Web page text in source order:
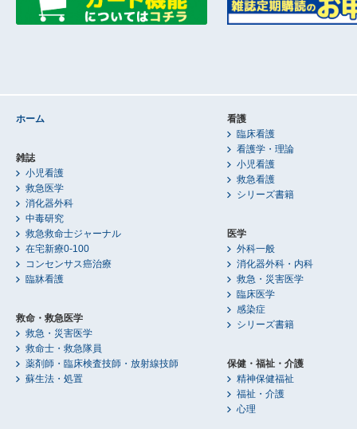
ホーム
雑誌
小児看護
救急医学
消化器外科
中毒研究
救急救命士ジャーナル
在宅新療0-100
コンセンサス癌治療
臨牀看護
救命・救急医学
救急・災害医学
救命士・救急隊員
薬剤師・臨床検査技師・放射線技師
蘇生法・処置
看護
臨床看護
看護学・理論
小児看護
救急看護
シリーズ書籍
医学
外科一般
消化器外科・内科
救急・災害医学
臨床医学
感染症
シリーズ書籍
保健・福祉・介護
精神保健福祉
福祉・介護
心理